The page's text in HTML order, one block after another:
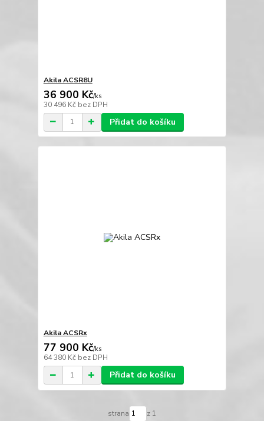
Akila ACSR8U
36 900 Kč/ks
30 496 Kč bez DPH
Přidat do košíku
Akila ACSRx
77 900 Kč/ks
64 380 Kč bez DPH
Přidat do košíku
strana z 1